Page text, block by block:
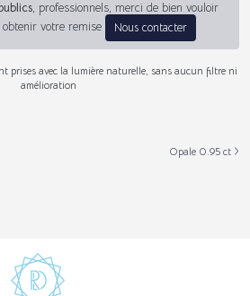
, professionnels, merci de bien vouloir
votre remise
Nous contacter
prises avec la lumière naturelle, sans aucun filtre ni
amélioration
Opale 0.95 ct